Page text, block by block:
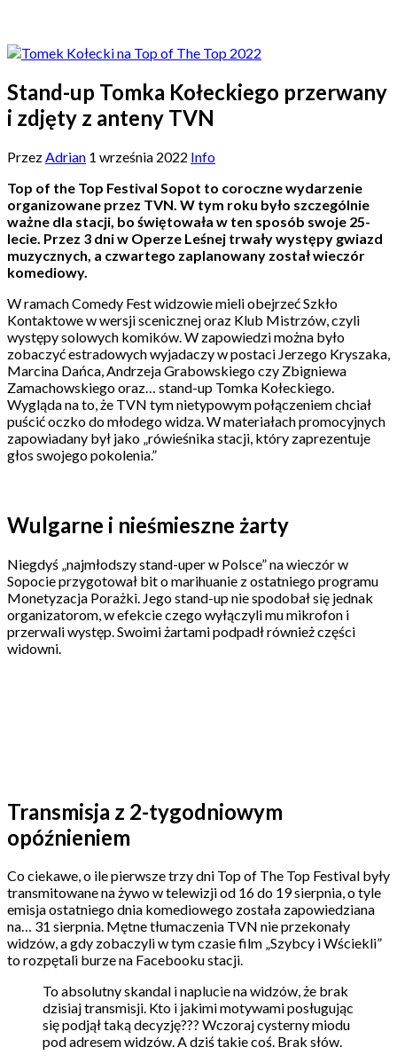
Stand-up Tomka Kołeckiego przerwany
i zdjęty z anteny TVN
PrzezAdrian 1 września 2022 Info
Top of the Top Festival Sopot to coroczne wydarzenie
organizowane przez TVN. W tym roku było szczególnie
ważne dla stacji, bo świętowała w ten sposób swoje 25-
lecie. Przez 3 dni w Operze Leśnej trwały występy gwiazd
muzycznych, a czwartego zaplanowany został wieczór
komediowy.
W ramach Comedy Fest widzowie mieli obejrzeć Szkło
Kontaktowe w wersji scenicznej oraz Klub Mistrzów, czyli
występy solowych komików. W zapowiedzi można było
zobaczyć estradowych wyjadaczy w postaci Jerzego Kryszaka,
Marcina Dańca, Andrzeja Grabowskiego czy Zbigniewa
Zamachowskiego oraz… stand-up Tomka Kołeckiego.
Wygląda na to, że TVN tym nietypowym połączeniem chciał
puścić oczko do młodego widza. W materiałach promocyjnych
zapowiadany był jako „rówieśnika stacji, który zaprezentuje
głos swojego pokolenia.”
Wulgarne i nieśmieszne żarty
Niegdyś „najmłodszy stand-uper w Polsce” na wieczór w
Sopocie przygotował bit o marihuanie z ostatniego programu
Monetyzacja Porażki. Jego stand-up nie spodobał się jednak
organizatorom, w efekcie czego wyłączyli mu mikrofon i
przerwali występ. Swoimi żartami podpadł również części
widowni.
Transmisja z 2-tygodniowym
opóźnieniem
Co ciekawe, o ile pierwsze trzy dni Top of The Top Festival były
transmitowane na żywo w telewizji od 16 do 19 sierpnia, o tyle
emisja ostatniego dnia komediowego została zapowiedziana
na… 31 sierpnia. Mętne tłumaczenia TVN nie przekonały
widzów, a gdy zobaczyli w tym czasie film „Szybcy i Wściekli”
to rozpętali burze na Facebooku stacji.
To absolutny skandal i naplucie na widzów, że brak
dzisiaj transmisji. Kto i jakimi motywami posługując
się podjął taką decyzję??? Wczoraj cysterny miodu
pod adresem widzów. A dziś takie coś. Brak słów.